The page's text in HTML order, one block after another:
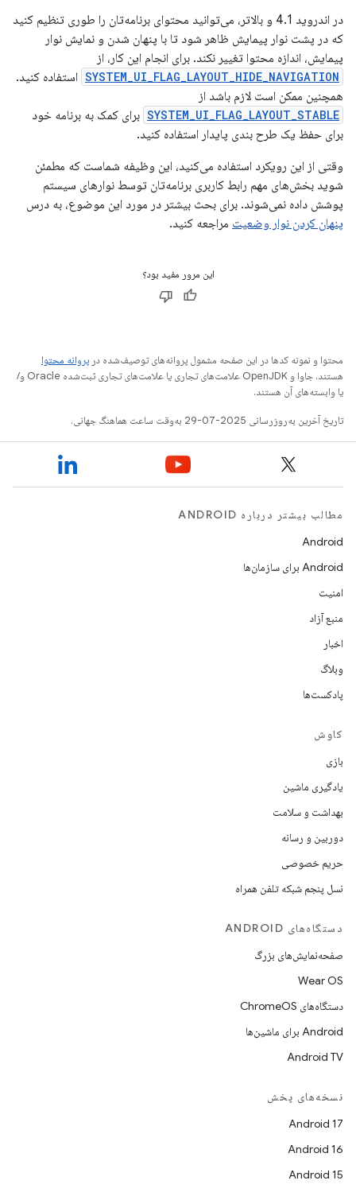
در اندروید 4.1 و بالاتر، می‌توانید محتوای برنامه‌تان را طوری تنظیم کنید
که در پشت نوار پیمایش ظاهر شود تا با پنهان شدن و نمایش نوار
پیمایش، اندازه محتوا تغییر نکند. برای انجام این کار، از
SYSTEM_UI_FLAG_LAYOUT_HIDE_NAVIGATION استفاده کنید.
همچنین ممکن است لازم باشد از
SYSTEM_UI_FLAG_LAYOUT_STABLE برای کمک به برنامه خود
برای حفظ یک طرح بندی پایدار استفاده کنید.
وقتی از این رویکرد استفاده می‌کنید، این وظیفه شماست که مطمئن
شوید بخش‌های مهم رابط کاربری برنامه‌تان توسط نوارهای سیستم
پوشش داده نمی‌شوند. برای بحث بیشتر در مورد این موضوع، به درس
پنهان کردن نوار وضعیت مراجعه کنید.
این مرور مفید بود؟
محتوا و نمونه کدها در این صفحه مشمول پروانه‌های توصیف‌شده در پروانه محتوا
هستند. جاوا و OpenJDK علامت‌های تجاری یا علامت‌های تجاری ثبت‌شده Oracle و/
یا وابسته‌های آن هستند.
تاریخ آخرین به‌روزرسانی 2025-07-29 به‌وقت ساعت هماهنگ جهانی.
مطالب بیشتر درباره ANDROID
Android
Android برای سازمان‌ها
امنیت
منبع آزاد
اخبار
وبلاگ
پادکست‌ها
کاوش
بازی
یادگیری ماشین
بهداشت و سلامت
دوربین و رسانه
حریم خصوصی
نسل پنجم شبکه تلفن همراه
دستگاه‌های ANDROID
صفحه‌نمایش‌های بزرگ
Wear OS
دستگاه‌های ChromeOS
Android برای ماشین‌ها
Android TV
نسخه‌های پخش
Android 17
Android 16
Android 15